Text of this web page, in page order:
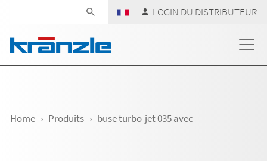
LOGIN DU DISTRIBUTEUR
Home Produits buse turbo-jet 035 avec